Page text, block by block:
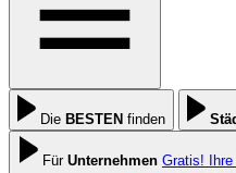
Die BESTEN finden
Für Unternehmen Gratis! Ihre